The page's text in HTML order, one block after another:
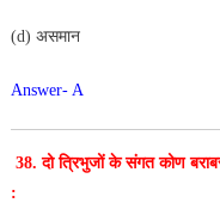
(d) असमान
Answer- A
38.दो त्रिभुजों के संगत कोण
: